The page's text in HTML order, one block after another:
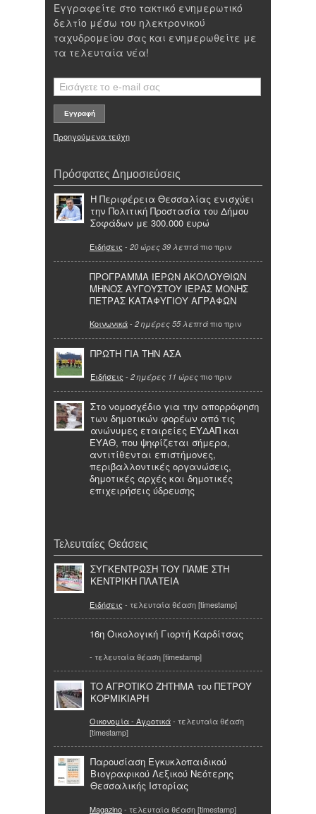
Εγγραφείτε στο τακτικό ενημερωτικό
δελτίο μέσω του ηλεκτρονικού
ταχυδρομείου σας και ενημερωθείτε με
τα τελευταία νέα!
Προηγούμενα τεύχη
Πρόσφατες Δημοσιεύσεις
Η Περιφέρεια Θεσσαλίας ενισχύει
την Πολιτική Προστασία του Δήμου
Σοφάδων με 300.000 ευρώ
Ειδήσεις - 20 ώρες 39 λεπτά πιο πριν
ΠΡΟΓΡΑΜΜΑ ΙΕΡΩΝ ΑΚΟΛΟΥΘΙΩΝ
ΜΗΝΟΣ ΑΥΓΟΥΣΤΟΥ ΙΕΡΑΣ ΜΟΝΗΣ
ΠΕΤΡΑΣ ΚΑΤΑΦΥΓΙΟΥ ΑΓΡΑΦΩΝ
Κοινωνικά- 2 ημέρες 55 λεπτά πιο πριν
ΠΡΩΤΗ ΓΙΑ ΤΗΝ ΑΣΑ
Ειδήσεις - 2 ημέρες 11 ώρες πιο πριν
Στο νομοσχέδιο για την απορρόφηση
των δημοτικών φορέων από τις
ανώνυμες εταιρείες ΕΥΔΑΠ και
ΕΥΑΘ, που ψηφίζεται σήμερα,
αντιτίθενται επιστήμονες,
περιβαλλοντικές οργανώσεις,
δημοτικές αρχές και δημοτικές
επιχειρήσεις ύδρευσης
Τελευταίες Θεάσεις
ΣΥΓΚΕΝΤΡΩΣΗ ΤΟΥ ΠΑΜΕ ΣΤΗ
ΚΕΝΤΡΙΚΗ ΠΛΑΤΕΙΑ
Ειδήσεις - τελευταία θέαση [timestamp]
16η Οικολογική Γιορτή Καρδίτσας
- τελευταία θέαση [timestamp]
ΤΟ ΑΓΡΟΤΙΚΟ ΖΗΤΗΜΑ του ΠΕΤΡΟΥ
ΚΟΡΜΙΚΙΑΡΗ
Οικονομία - Αγροτικά- τελευταία θέαση
[timestamp]
Παρουσίαση Εγκυκλοπαιδικού
Βιογραφικού Λεξικού Νεότερης
Θεσσαλικής Ιστορίας
Magazino- τελευταία θέαση [timestamp]